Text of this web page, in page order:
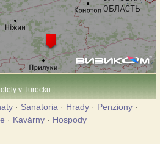
v Turecku
· Sanatoria · Hrady · Penziony ·
· Kavárny· Hospody